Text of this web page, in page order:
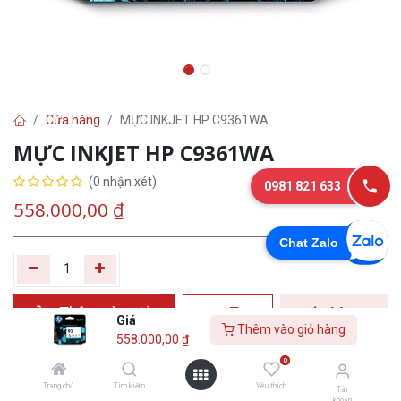
Giá
558.000,00 ₫
Thêm vào giỏ hàng
Trang chủ Tìm kiếm
0
Yêu thích
Tài
Cửa hàng MỰC INKJET HP C9361WA
MỰC INKJET HP C9361WA
(0 nhận xét)
558.000,00 ₫
Thêm vào giỏ
hàng
Tư
vấn
Mua
ngay
Yêu thích
Chat Zalo
0981 821 633